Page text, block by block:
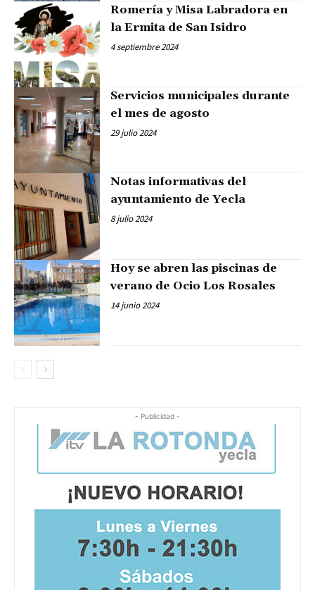
Romería y Misa Labradora en
la Ermita de San Isidro
4 septiembre 2024
Servicios municipales durante
el mes de agosto
29 julio 2024
Notas informativas del
ayuntamiento de Yecla
8 julio 2024
Hoy se abren las piscinas de
verano de Ocio Los Rosales
14 junio 2024
- Publicidad -